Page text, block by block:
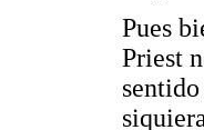
Pues
Priest